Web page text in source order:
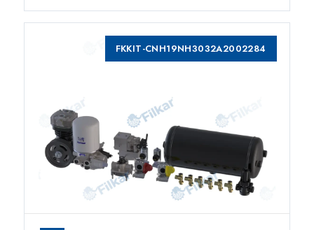
FKKIT-CNH19NH3032A2002284